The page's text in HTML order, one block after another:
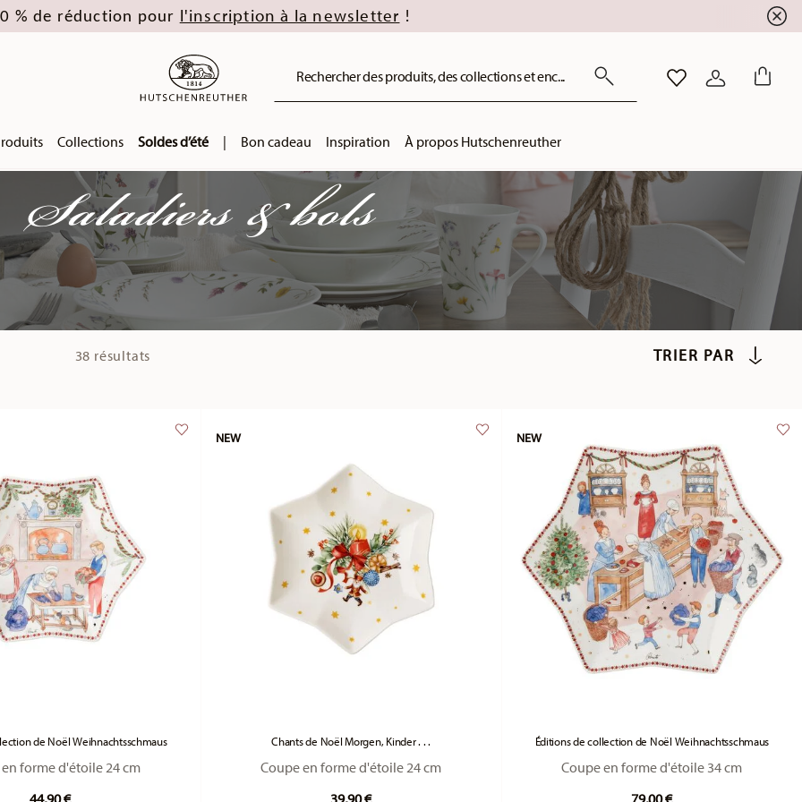
% de réduction pour l'inscription à la newsletter !
Rechercher des produits, des collections et enc... LISTE DE SOUHAITS
CONNEXION
Collections Soldes d’été | Bon cadeau Inspiration À propos Hutschenreuther
Saladiers & bols
38 résultats
de Noël Weihnachtsschmaus
forme d'étoile 24 cm
Chants de Noël Morgen, Kinder . . .
Coupe en forme d'étoile 24 cm
NEW
Éditions de collection de Noël Weihnachtsschmaus
Coupe en forme d'étoile 34 cm
NEW